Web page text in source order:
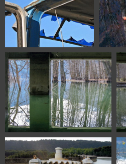
0262
0344
0362 Embalse de Barasona Graus
Huesca Spain